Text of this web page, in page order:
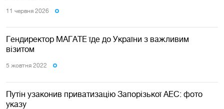
11 червня 2026
Гендиректор МАГАТЕ їде до України з важливим
візитом
5 жовтня 2022
Путін узаконив приватизацію Запорізької АЕС: фото
указу